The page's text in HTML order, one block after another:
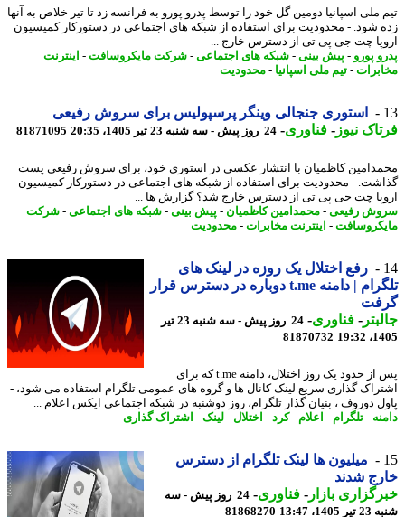
ملی اسپانیا دومین گل خود را توسط پدرو پورو به فرانسه زد تا تیر خلاص به آنها
شود. - محدودیت برای استفاده از شبکه های اجتماعی در دستورکار کمیسیون
چت جی پی تی از دسترس خارج ...
پورو -پیش بینی -شبکه های اجتماعی-شرکت مایکروسافت-اینترنت
- تیم ملی اسپانیا-محدودیت
استوری جنجالی وینگر پرسپولیس برای سروش رفیعی
نیوز-فناوری- 24 روز پیش - سه شنبه 23 تیر 1405، 20:35 81871095
کاظمیان با انتشار عکسی در استوری خود، برای سروش رفیعی پست
- محدودیت برای استفاده از شبکه های اجتماعی در دستورکار کمیسیون
چت جی پی تی از دسترس خارج شد؟ گزارش ها ...
رفیعی-محمدامین کاظمیان-پیش بینی -شبکه های اجتماعی-شرکت
-اینترنت مخابرات- محدودیت
رفع اختلال یک روزه در لینک های
تلگرام | دامنه t.me دوباره در دسترس قرار
-فناوری-
24 روز پیش - سه شنبه 23 تیر
81870732
پس از حدود یک روز اختلال، دامنه t.me که برای
گذاری سریع لینک کانال ها و گروه های عمومی تلگرام استفاده می شود، -
دوروف ، بنیان گذار تلگرام، روز دوشنبه در شبکه اجتماعی ایکس اعلام ...
-تلگرام- اعلام -کرد-اختلال-لینک -اشتراک گذاری
میلیون ها لینک تلگرام از دسترس
شدند
بازار- فناوری-
24 روز پیش - سه
13:47
81868270